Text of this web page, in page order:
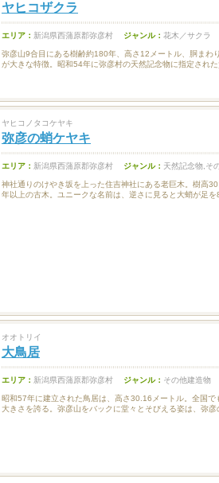
ヤヒコザクラ
エリア： 新潟県西蒲原郡弥彦村 ジャンル： 花木／サクラ
弥彦山9合目にある樹齢約180年、高さ12メートル、胴まわ
が大きな特徴。昭和54年に弥彦村の天然記念物に指定され
ヤヒコノタコケヤキ
弥彦の蛸ケヤキ
エリア： 新潟県西蒲原郡弥彦村 ジャンル： 天然記念物,そ
神社通りのけやき坂を上った住吉神社にある老巨木。樹高
年以上の古木。ユニークな名前は、逆さに見ると大蛸が足を
オオトリイ
大鳥居
エリア： 新潟県西蒲原郡弥彦村 ジャンル： その他建造物
昭和57年に建立された鳥居は、高さ30.16メートル。全国
大きさを誇る。弥彦山をバックに堂々とそびえる姿は、弥彦